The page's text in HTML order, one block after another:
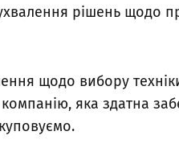
рішень щодо
щодо вибору
яка здатна